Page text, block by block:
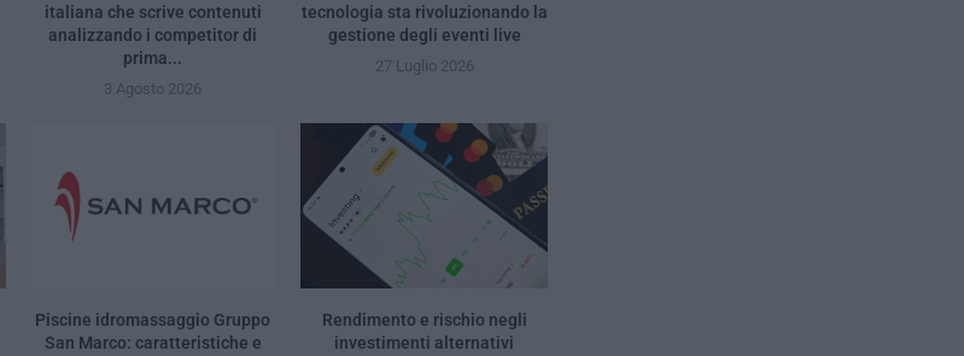
italiana che scrive contenuti
analizzando i competitor di
prima...
3 Agosto 2026
tecnologia sta rivoluzionando la
gestione degli eventi live
27 Luglio 2026
Piscine idromassaggio Gruppo
San Marco: caratteristiche e
Rendimento e rischio negli
investimenti alternativi